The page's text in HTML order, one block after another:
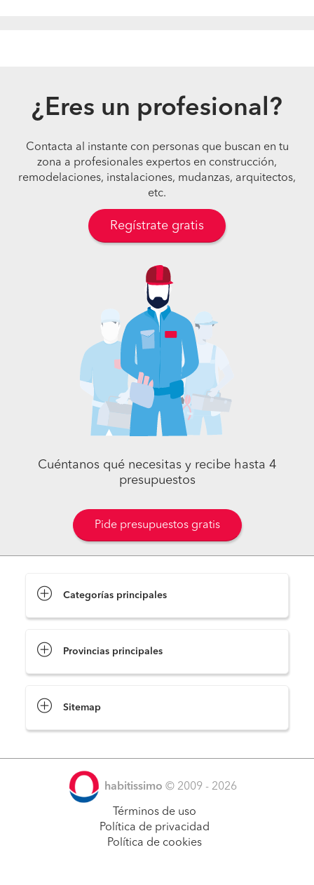
¿Eres un profesional?
Contacta al instante con personas que buscan en tu
zona a profesionales expertos en construcción,
remodelaciones, instalaciones, mudanzas, arquitectos,
etc.
Regístrate gratis
Cuéntanos qué necesitas y recibe hasta 4
presupuestos
Pide presupuestos gratis
Categorías principales
Provincias principales
Sitemap
habitissimo © 2009 - 2026
Términos de uso
Política de privacidad
Política de cookies